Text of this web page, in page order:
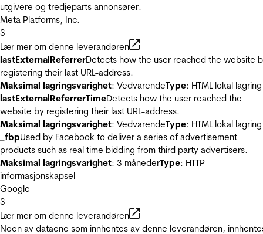
utgivere og tredjeparts annonsører.
Meta Platforms, Inc.
3
Lær mer om denne leverandøren
lastExternalReferrerDetects how the user reached the website
registering their last URL-address.
Maksimal lagringsvarighet: VedvarendeType: HTML lokal lagring
lastExternalReferrerTimeDetects how the user reached the
website by registering their last URL-address.
Maksimal lagringsvarighet: VedvarendeType: HTML lokal lagring
_fbpUsed by Facebook to deliver a series of advertisement
products such as real time bidding from third party advertisers.
Maksimal lagringsvarighet: 3 månederType: HTTP-
informasjonskapsel
Google
3
Lær mer om denne leverandøren
Noen av dataene som innhentes av denne leverandøren,